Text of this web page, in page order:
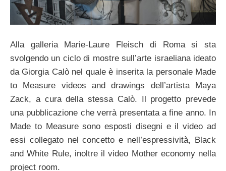
Alla galleria Marie-Laure Fleisch di Roma si sta
svolgendo un ciclo di mostre sull’arte israeliana ideato
da Giorgia Calò nel quale è inserita la personale Made
to Measure videos and drawings dell’artista Maya
Zack, a cura della stessa Calò. Il progetto prevede
una pubblicazione che verrà presentata a fine anno. In
Made to Measure sono esposti disegni e il video ad
essi collegato nel concetto e nell’espressività, Black
and White Rule, inoltre il video Mother economy nella
project room.